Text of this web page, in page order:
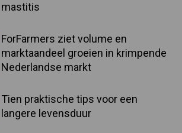
mastitis
ForFarmers ziet volume en
marktaandeel groeien in krimpende
Nederlandse markt
Tien praktische tips voor een
langere levensduur